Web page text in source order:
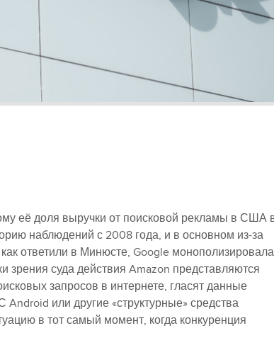
её доля выручки от поисковой рекламы в США
наблюдений с 2008 года, и в основном из-за
ответили в Минюсте, Google монополизировала
зрения суда действия Amazon представляются
запросов в интернете, гласят данные
или другие «структурные» средства
в тот самый момент, когда конкуренция